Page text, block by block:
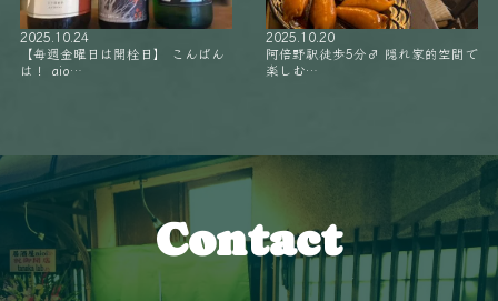
2025.10.24
【毎週金曜日は開栓日】 こんばん
は！ aio…
2025.10.20
阿倍野駅徒歩5分‍♂️ 隠れ家的空間で
楽しむ…
Contact